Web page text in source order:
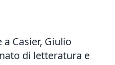
Casier, Giulio
di letteratura e